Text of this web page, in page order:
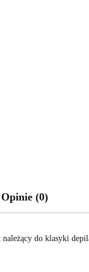
Opinie (0)
do klasyki